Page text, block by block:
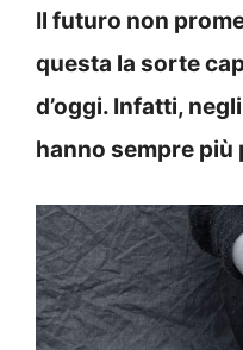
Il futuro non
questa la sorte
d’oggi. Infatti,
hanno sempre più